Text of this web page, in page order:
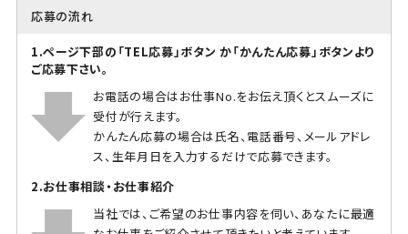
応募の流れ
1.ページ下部の「TEL応募」ボタン か「かんたん応募」ボタンより
ご応募下さい。
お電話の場合はお仕事No.をお伝え頂くとスムーズに
受付が行えます。
かんたん応募の場合は氏名、電話番号、メールアドレ
ス、生年月日を入力するだけで応募できます。
2.お仕事相談・お仕事紹介
当社では、ご希望のお仕事内容を伺い、あなたに最適